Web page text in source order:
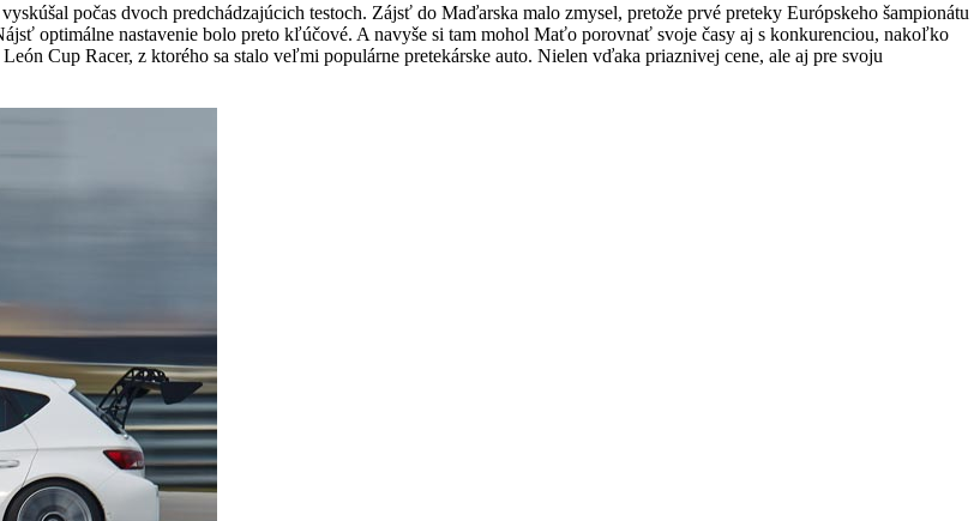
počas dvoch predchádzajúcich testoch. Zájsť do Maďarska malo zmysel, pretože prvé preteky Európskeho šampionátu
optimálne nastavenie bolo preto kľúčové. A navyše si tam mohol Maťo porovnať svoje časy aj s konkurenciou, nakoľko
Cup Racer, z ktorého sa stalo veľmi populárne pretekárske auto. Nielen vďaka priaznivej cene, ale aj pre svoju